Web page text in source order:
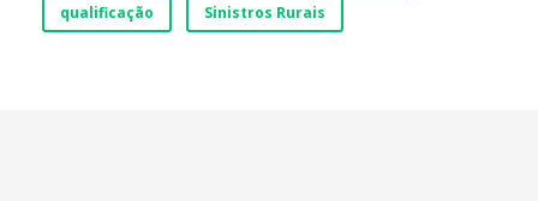
qualificação
Sinistros Rurais